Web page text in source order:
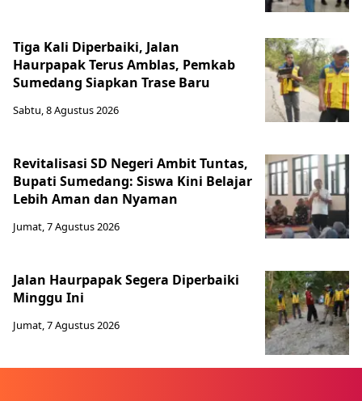
Tiga Kali Diperbaiki, Jalan
Haurpapak Terus Amblas, Pemkab
Sumedang Siapkan Trase Baru
Sabtu, 8 Agustus 2026
Revitalisasi SD Negeri Ambit Tuntas,
Bupati Sumedang: Siswa Kini Belajar
Lebih Aman dan Nyaman
Jumat, 7 Agustus 2026
Jalan Haurpapak Segera Diperbaiki
Minggu Ini
Jumat, 7 Agustus 2026